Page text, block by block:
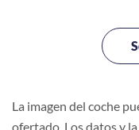
La imagen del coche
ofertado. Los datos y